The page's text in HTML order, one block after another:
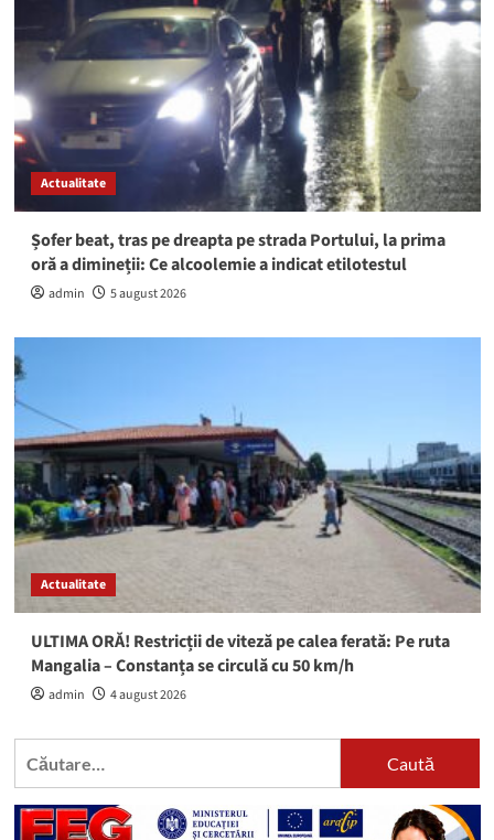
Actualitate
Șofer beat, tras pe dreapta pe strada Portului, la prima
oră a dimineții: Ce alcoolemie a indicat etilotestul
admin 5 august 2026
Actualitate
ULTIMA ORĂ! Restricții de viteză pe calea ferată: Pe ruta
Mangalia – Constanța se circulă cu 50 km/h
admin 4 august 2026
Caută